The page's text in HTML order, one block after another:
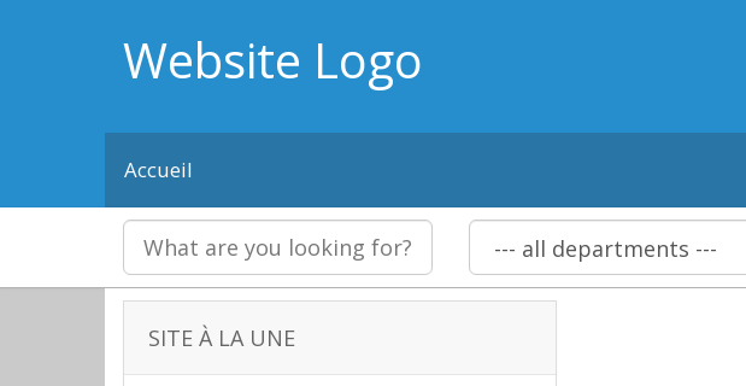
Website Logo
Accueil
SITE À LA UNE